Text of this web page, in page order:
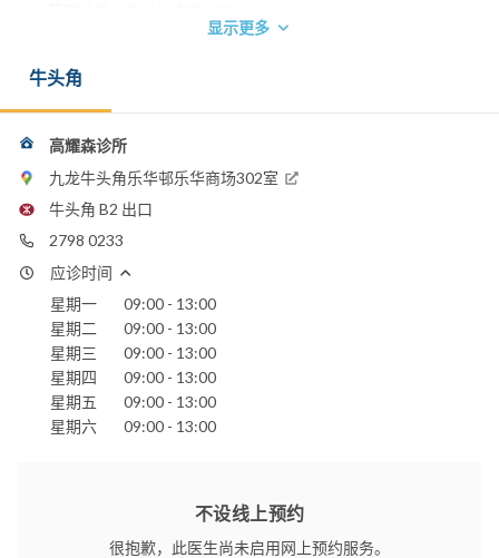
英国格拉斯哥皇家医学院内科荣授院士 1989
香港医学专科学院院士(儿科)
电话：
嘉诺撒医院
香港港安医院 - 司徒拔道
圣保禄医院
显示更多
牛头角
高耀森诊所
九龙牛头角乐华邨乐华商场302室
牛头角 B2 出口
2798 0233
应诊时间
星期一
09:00 - 13:00
星期二
09:00 - 13:00
星期三
09:00 - 13:00
星期四
09:00 - 13:00
星期五
09:00 - 13:00
星期六
09:00 - 13:00
不设线上预约
很抱歉，此医生尚未启用网上预约服务。